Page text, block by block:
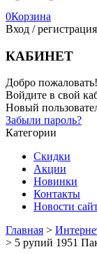
0Корзина
Вход / регистрация
КАБИНЕТ
Добро пожаловать!
Войдите в свой
Новый
Забыли пароль?
Категории
Скидки
Акции
Новинки
Контакты
Новости
Главная >
> 5 рупий 1951